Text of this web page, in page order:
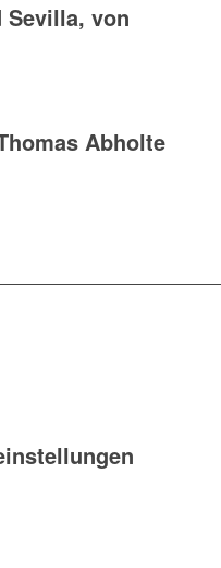
Sevilla, von
Abholte